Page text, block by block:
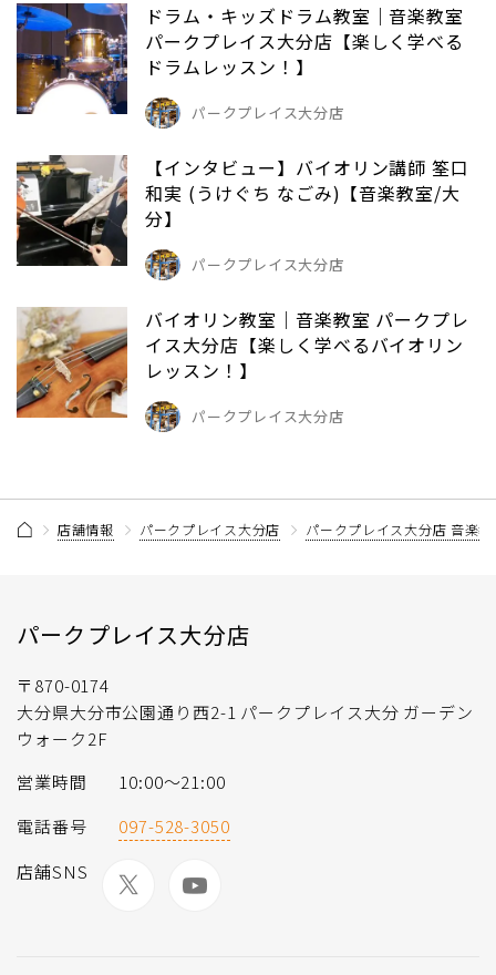
ドラム・キッズドラム教室｜音楽教室
パークプレイス大分店【楽しく学べる
ドラムレッスン！】
パークプレイス大分店
【インタビュー】バイオリン講師 筌口
和実 (うけぐち なごみ)【音楽教室/大
分】
パークプレイス大分店
バイオリン教室｜音楽教室 パークプレ
イス大分店【楽しく学べるバイオリン
レッスン！】
パークプレイス大分店
店舗情報 パークプレイス大分店 パークプレイス大分店 音楽
パークプレイス大分店
〒870-0174
大分県大分市公園通り西2-1 パークプレイス大分 ガーデン
ウォーク2F
営業時間
10:00〜21:00
電話番号
097-528-3050
店舗SNS